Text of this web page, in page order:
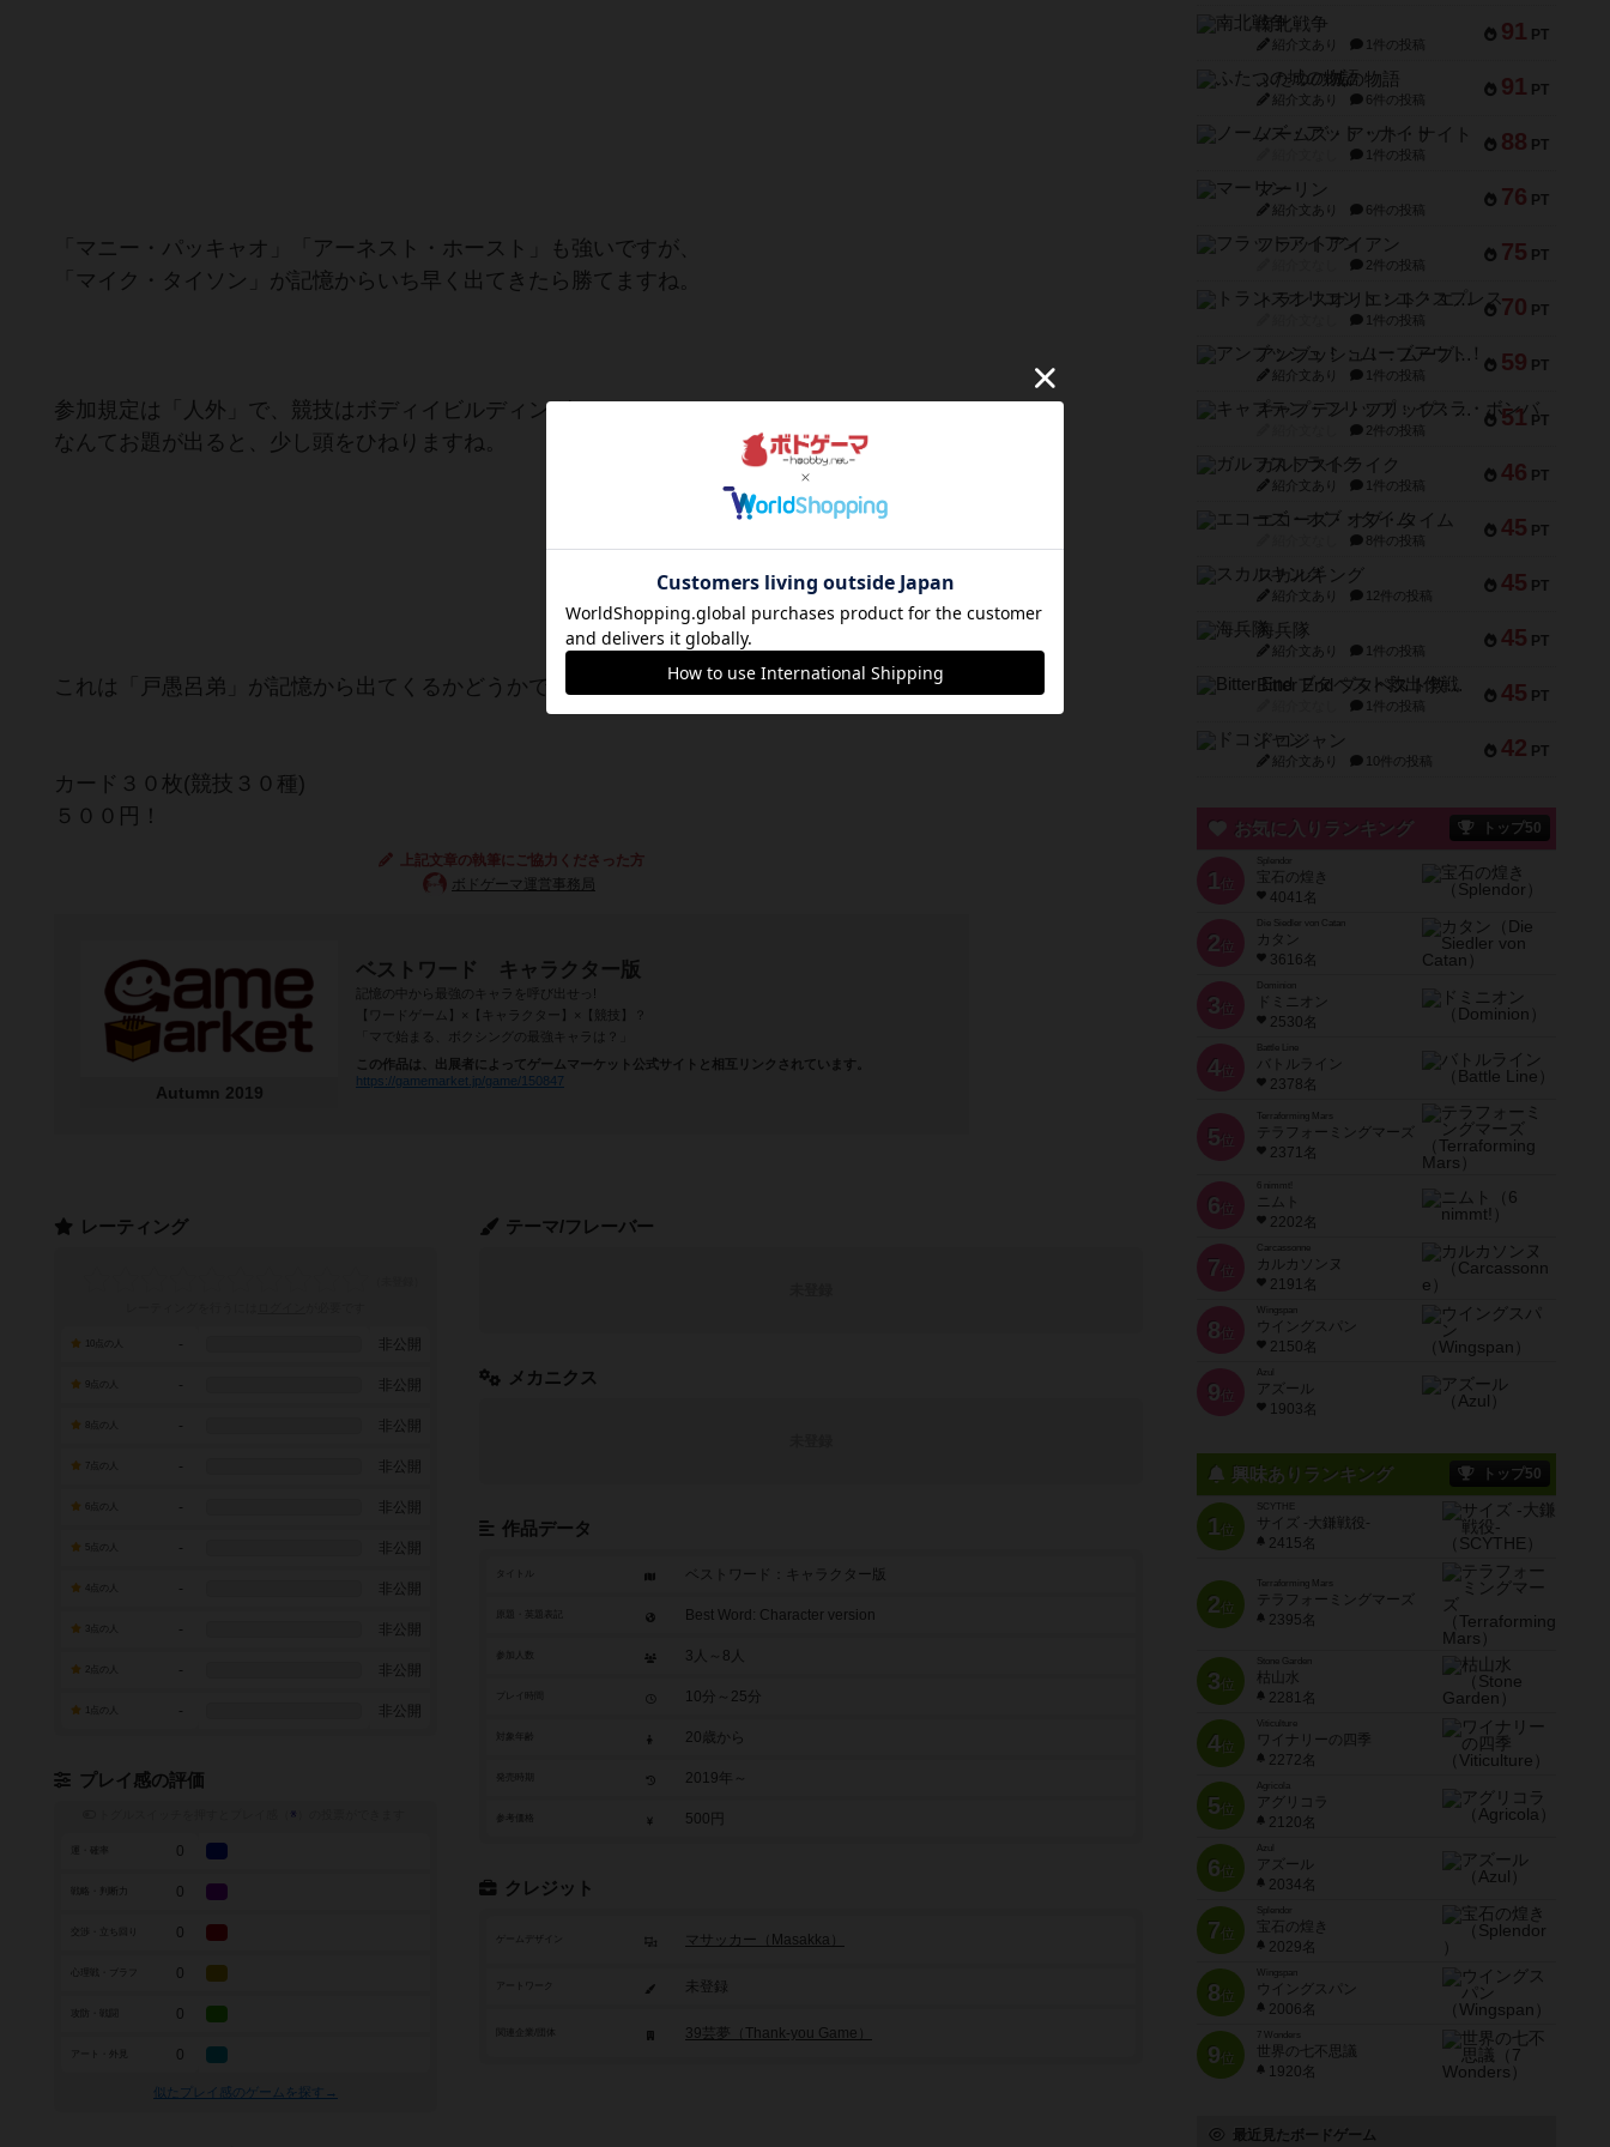
「マニー・パッキャオ」「アーネスト・ホースト」も強いですが、
「マイク・タイソン」が記憶からいち早く出てきたら勝てますね。
参加規定は「人外」で、競技はボディイビルディング
なんてお題が出ると、少し頭をひねりますね。
これは「戸愚呂弟」が記憶から出てくるかどうかですね。
カード３０枚(競技３０種)
５００円！
上記文章の執筆にご協力くださった方
ボドゲーマ運営事務局
Autumn 2019
ベストワード キャラクター版
記憶の中から最強のキャラを呼び出せっ!
【ワードゲーム】×【キャラクター】×【競技】？
「マで始まる、ボクシングの最強キャラは？」
この作品は、出展者によってゲームマーケット公式サイトと相互リンクされています。
https://gamemarket.jp/game/150847
テーマ/フレーバー
メカニクス
作品データ
タイトル ベストワード：キャラクター版
Best Word: Character version
参加人数 3人～8人
10分～25分
20歳から
2019年～
500円
クレジット
マサッカー（Masakka）
アートワーク 未登録
39芸夢（Thank-you Game）
レーティング
- 非公開
- 非公開
- 非公開
7点の人 - 非公開
- 非公開
- 非公開
- 非公開
- 非公開
- 非公開
- 非公開
プレイ感の評価
※
0
0
0
0
0
アート・外見 0
似たプレイ感のゲームを探す→
91 PT
南北戦争
紹介文あり 1件の投稿
91 PT
ふたつの城の物語
紹介文あり 6件の投稿
88 PT
ノームズ・アット・ナイト
1件の投稿
76 PT
マーリン
紹介文あり 6件の投稿
75 PT
フラットアイアン
2件の投稿
70 PT
トランスオリエント・エクスプレス
1件の投稿
59 PT
アンブッシュ！：ムーブアウト！
紹介文あり 1件の投稿
51 PT
キャプテン・フリップ：イスラ・ボンバ
2件の投稿
46 PT
ガルフストライク
紹介文あり 1件の投稿
45 PT
エコーズ・オブ・タイム
8件の投稿
45 PT
スカルキング
紹介文あり 12件の投稿
45 PT
海兵隊
紹介文あり 1件の投稿
45 PT
Bitter End ブタペスト救出作戦
1件の投稿
42 PT
ドコジャン
紹介文あり 10件の投稿
お気に入りランキング トップ50
1 位
宝石の煌き
4041名
2 位
Die Siedler von Catan
カタン
3616名
3 位
ドミニオン
2530名
4位
Battle Line
バトルライン
2378名
5 位
Terraforming Mars
テラフォーミングマーズ
2371名
6 位
ニムト
2202名
7 位
Carcassonne
カルカソンヌ
2191名
8 位
Wingspan
ウイングスパン
2150名
9 位
Azul
アズール
1903名
興味ありランキング トップ50
1位
SCYTHE
サイズ -大鎌戦役-
2415名
2位
Terraforming Mars
テラフォーミングマーズ
2395名
3位
Stone Garden
枯山水
2281名
4位
Viticulture
ワイナリーの四季
2272名
5位
Agricola
アグリコラ
2120名
6位
Azul
アズール
2034名
7位
宝石の煌き
2029名
8位
Wingspan
ウイングスパン
2006名
9位
7 Wonders
世界の七不思議
1920名
最近見たボードゲーム